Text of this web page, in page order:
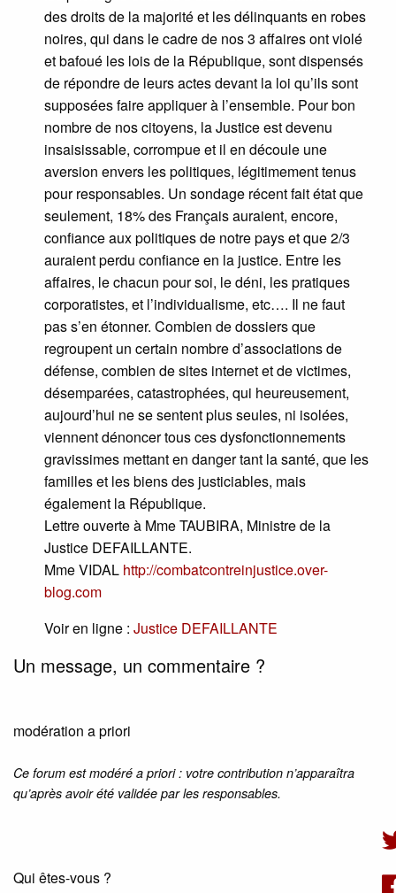
des droits de la majorité et les délinquants en robes
noires, qui dans le cadre de nos 3 affaires ont violé
et bafoué les lois de la République, sont dispensés
de répondre de leurs actes devant la loi qu’ils sont
supposées faire appliquer à l’ensemble. Pour bon
nombre de nos citoyens, la Justice est devenu
insaisissable, corrompue et il en découle une
aversion envers les politiques, légitimement tenus
pour responsables. Un sondage récent fait état que
seulement, 18% des Français auraient, encore,
confiance aux politiques de notre pays et que 2/3
auraient perdu confiance en la justice. Entre les
affaires, le chacun pour soi, le déni, les pratiques
corporatistes, et l’individualisme, etc…. Il ne faut
pas s’en étonner. Combien de dossiers que
regroupent un certain nombre d’associations de
défense, combien de sites internet et de victimes,
désemparées, catastrophées, qui heureusement,
aujourd’hui ne se sentent plus seules, ni isolées,
viennent dénoncer tous ces dysfonctionnements
gravissimes mettant en danger tant la santé, que les
familles et les biens des justiciables, mais
également la République.
Lettre ouverte à Mme TAUBIRA, Ministre de la
Justice DEFAILLANTE.
Mme VIDAL http://combatcontreinjustice.over-
blog.com
Voir en ligne : Justice DEFAILLANTE
Un message, un commentaire ?
modération a priori
Ce forum est modéré a priori : votre contribution n’apparaîtra
qu’après avoir été validée par les responsables.
Qui êtes-vous ?